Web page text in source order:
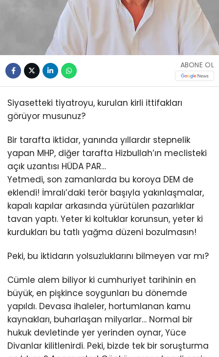
ABONE OL
Siyasetteki tiyatroyu, kurulan kirli ittifakları
görüyor musunuz?
Bir tarafta iktidar, yanında yıllardır stepnelik
yapan MHP, diğer tarafta Hizbullah’ın meclisteki
açık uzantısı HÜDA PAR…
Yetmedi, son zamanlarda bu koroya DEM de
eklendi! İmralı’daki terör başıyla yakınlaşmalar,
kapalı kapılar arkasında yürütülen pazarlıklar
tavan yaptı. Yeter ki koltuklar korunsun, yeter ki
kurdukları bu tatlı yağma düzeni bozulmasın!
Peki, bu iktidarın yolsuzluklarını bilmeyen var mı?
Cümle alem biliyor ki cumhuriyet tarihinin en
büyük, en pişkince soygunları bu dönemde
yapıldı. Devasa ihaleler, hortumlanan kamu
kaynakları, buharlaşan milyarlar… Normal bir
hukuk devletinde yer yerinden oynar, Yüce
Divanlar kilitlenirdi. Peki, bizde tek bir soruşturma